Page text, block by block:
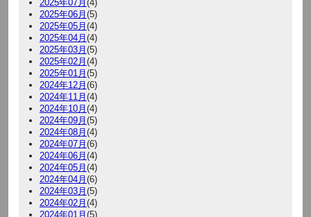
2025年07月 (4)
2025年06月 (5)
2025年05月 (4)
2025年04月 (4)
2025年03月 (5)
2025年02月 (4)
2025年01月 (5)
2024年12月 (6)
2024年11月 (4)
2024年10月 (4)
2024年09月 (5)
2024年08月 (4)
2024年07月 (6)
2024年06月 (4)
2024年05月 (4)
2024年04月 (6)
2024年03月 (5)
2024年02月 (4)
2024年01月 (5)